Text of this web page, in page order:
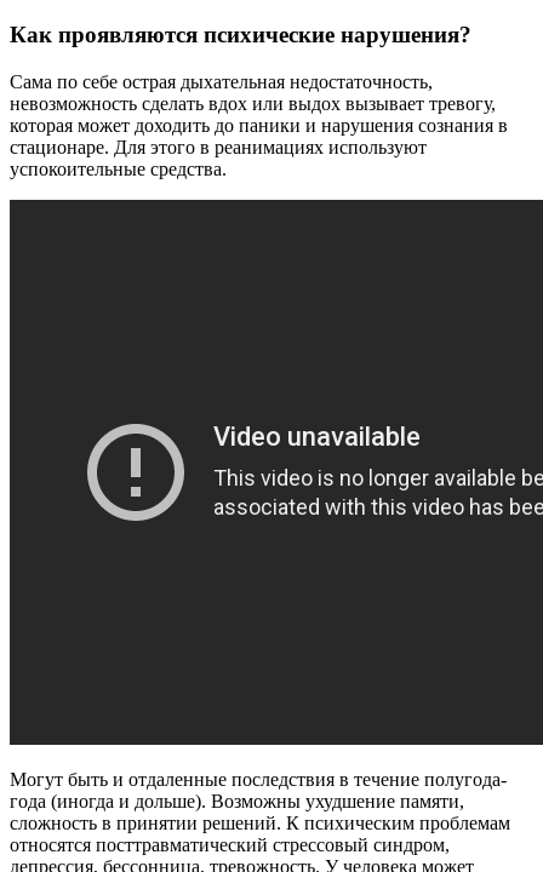
Как проявляются психические нарушения?
Сама по себе острая дыхательная недостаточность,
невозможность сделать вдох или выдох вызывает тревогу,
которая может доходить до паники и нарушения сознания в
стационаре. Для этого в реанимациях используют
успокоительные средства.
Могут быть и отдаленные последствия в течение полугода-
года (иногда и дольше). Возможны ухудшение памяти,
сложность в принятии решений. К психическим проблемам
относятся посттравматический стрессовый синдром,
депрессия, бессонница, тревожность. У человека может